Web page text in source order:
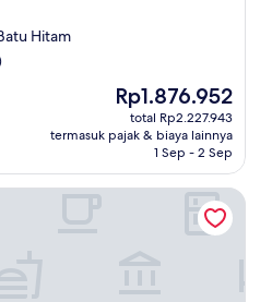
Hitam
Harga
sekarang
Rp1.876.952
Rp1.876.952
total Rp2.227.943
termasuk pajak & biaya lainnya
1 Sep - 2 Sep